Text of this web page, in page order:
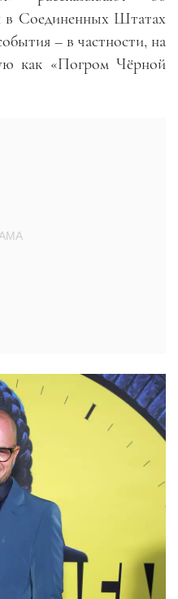
в Соединенных Штатах
– в частности, на
как «Погром Чёрной